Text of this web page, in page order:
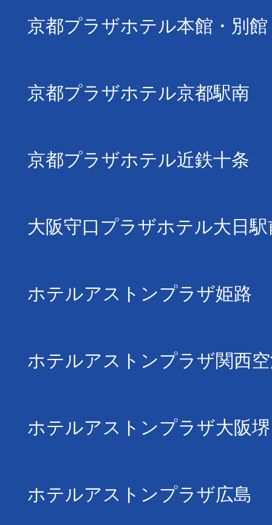
京都プラザホテル本館・別館
京都プラザホテル京都駅南
京都プラザホテル近鉄十条
大阪守口プラザホテル大日駅
ホテルアストンプラザ姫路
ホテルアストンプラザ関西
ホテルアストンプラザ大阪堺
ホテルアストンプラザ広島